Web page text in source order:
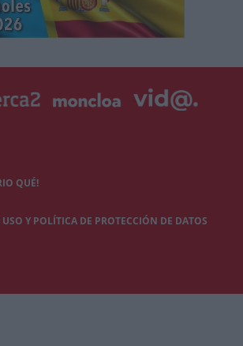
QUÉ!
Y POLÍTICA DE PROTECCIÓN DE DATOS